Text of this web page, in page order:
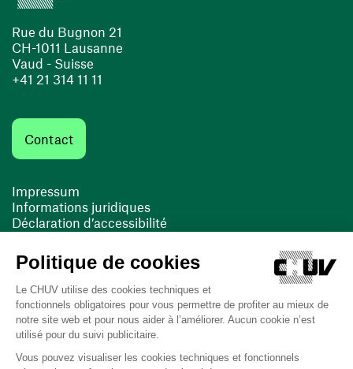
Rue du Bugnon 21
CH-1011 Lausanne
Vaud - Suisse
+41 21 314 11 11
Contact
Impressum
Informations juridiques
Déclaration d’accessibilité
Cookies
(ouvre une nouvelle fenêtre)